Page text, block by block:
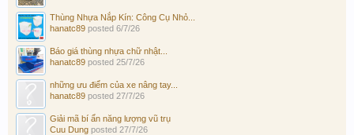
Thùng Nhựa Nắp Kín: Công Cụ Nhỏ...
hanatc89 posted 6/7/26
Báo giá thùng nhựa chữ nhật...
hanatc89 posted 25/7/26
những ưu điểm của xe nâng tay...
hanatc89 posted 27/7/26
Giải mã bí ẩn năng lượng vũ trụ
Cuu Dung posted 27/7/26